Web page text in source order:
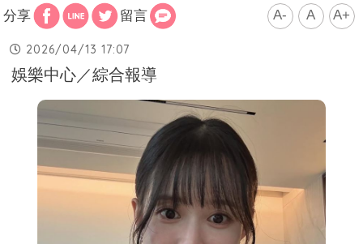
分享 留言 A- A A+
2026/04/13 17:07
娛樂中心／綜合報導